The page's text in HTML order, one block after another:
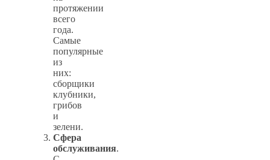
протяжении
всего
года.
Самые
популярные
из
них:
сборщики
клубники,
грибов
и
зелени.
Сфера
обслуживания.